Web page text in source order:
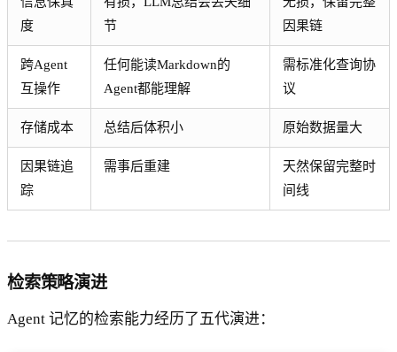
度
节
因果链
跨Agent
互操作
任何能读Markdown的
Agent都能理解
需标准化查询协
议
存储成本 总结后体积小 原始数据量大
因果链追
踪
需事后重建
天然保留完整时
间线
检索策略演进
Agent 记忆的检索能力经历了五代演进：